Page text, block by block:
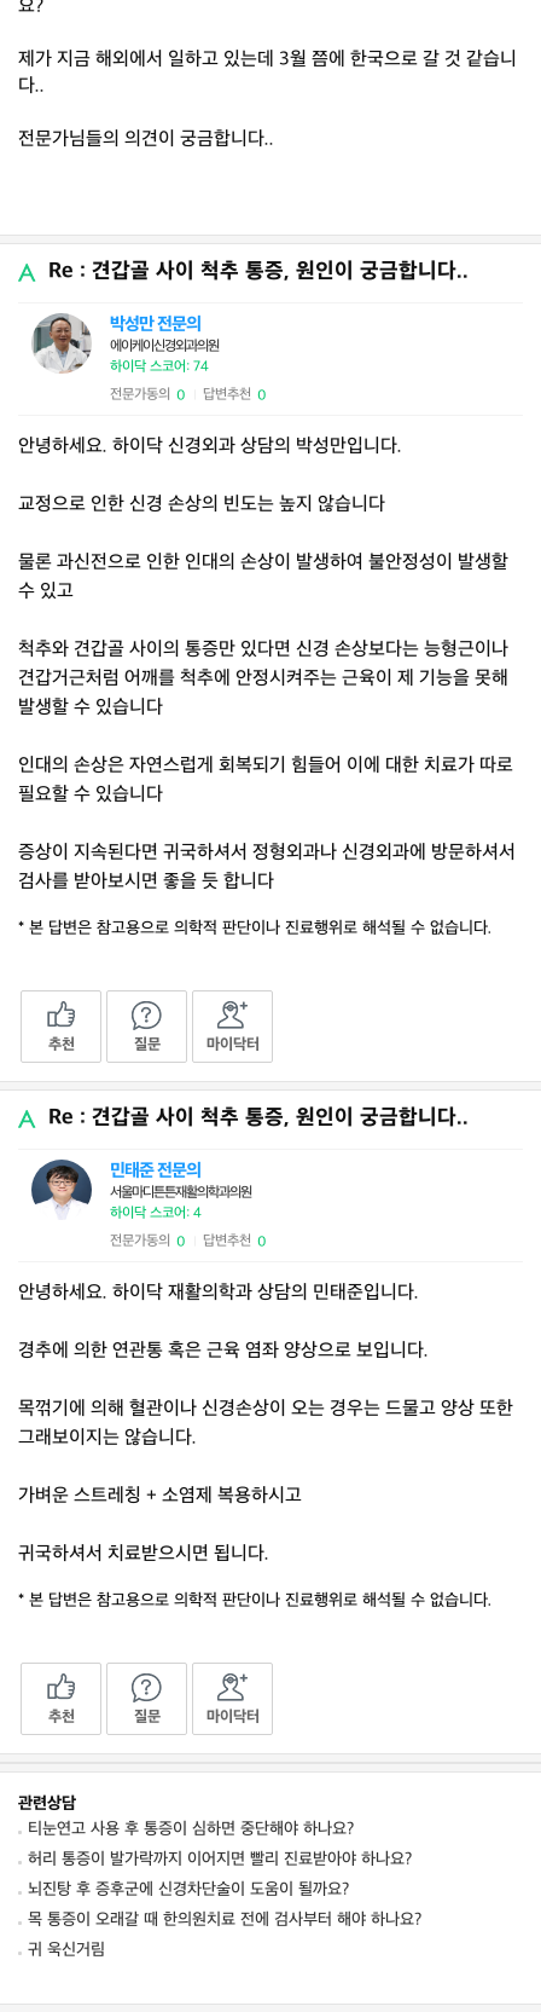
요?
제가 지금 해외에서 일하고 있는데 3월 쯤에 한국으로 갈 것 같습니
다..
전문가님들의 의견이 궁금합니다..
Re : 견갑골 사이 척추 통증, 원인이 궁금합니다..
박성만 전문의
에이케이신경외과의원
하이닥 스코어: 74
전문가동의 0 답변추천 0
안녕하세요. 하이닥 신경외과 상담의 박성만입니다.
교정으로 인한 신경 손상의 빈도는 높지 않습니다
물론 과신전으로 인한 인대의 손상이 발생하여 불안정성이 발생할
수 있고
척추와 견갑골 사이의 통증만 있다면 신경 손상보다는 능형근이나
견갑거근처럼 어깨를 척추에 안정시켜주는 근육이 제 기능을 못해
발생할 수 있습니다
인대의 손상은 자연스럽게 회복되기 힘들어 이에 대한 치료가 따로
필요할 수 있습니다
증상이 지속된다면 귀국하셔서 정형외과나 신경외과에 방문하셔서
검사를 받아보시면 좋을 듯 합니다
* 본 답변은 참고용으로 의학적 판단이나 진료행위로 해석될 수 없습니다.
추천 질문 마이닥터
Re : 견갑골 사이 척추 통증, 원인이 궁금합니다..
민태준 전문의
서울마디튼튼재활의학과의원
하이닥 스코어: 4
전문가동의 0 답변추천 0
안녕하세요. 하이닥 재활의학과 상담의 민태준입니다.
경추에 의한 연관통 혹은 근육 염좌 양상으로 보입니다.
목꺾기에 의해 혈관이나 신경손상이 오는 경우는 드물고 양상 또한
그래보이지는 않습니다.
가벼운 스트레칭 + 소염제 복용하시고
귀국하셔서 치료받으시면 됩니다.
* 본 답변은 참고용으로 의학적 판단이나 진료행위로 해석될 수 없습니다.
추천 질문 마이닥터
관련상담
티눈연고 사용 후 통증이 심하면 중단해야 하나요?
허리 통증이 발가락까지 이어지면 빨리 진료받아야 하나요?
뇌진탕 후 증후군에 신경차단술이 도움이 될까요?
목 통증이 오래갈 때 한의원치료 전에 검사부터 해야 하나요?
귀 욱신거림